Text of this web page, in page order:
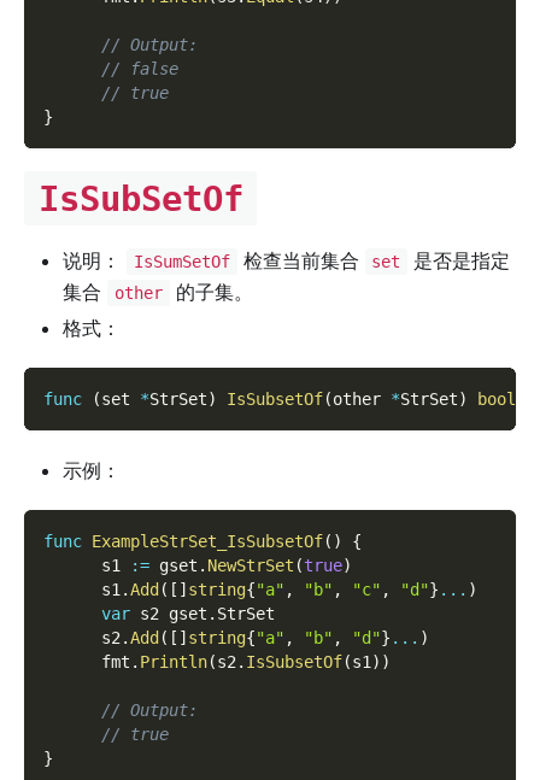
// Output:
// false
// true
}
IsSubSetOf
说明： IsSumSetOf 检查当前集合 set
是否是指定
集合
other
的子集。
格式：
func (set *StrSet) IsSubsetOf(other *StrSet) bool
示例：
func ExampleStrSet_IsSubsetOf( )
{
      s1
:= gset . NewStrSet (true)
      s1
.Add ( [ ] string{"a" , "b" , "c" , "d"} ... )
var s2 gset . StrSet
      s2
.Add ( [ ] string{"a" , "b" , "d"} ... )
      fmt
. Println(s2 . IsSubsetOf(s1 ) )
// Output:
// true
}